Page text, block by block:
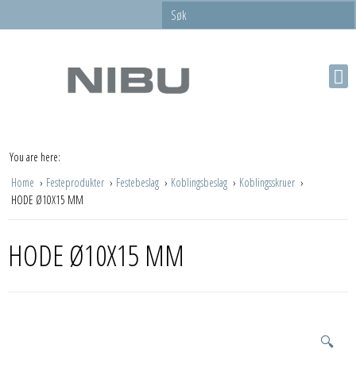
You are here:
Home
Festeprodukter Festebeslag Koblingsbeslag
Koblingsskruer
HODE Ø10X15 MM
HODE Ø10X15 MM
🔍